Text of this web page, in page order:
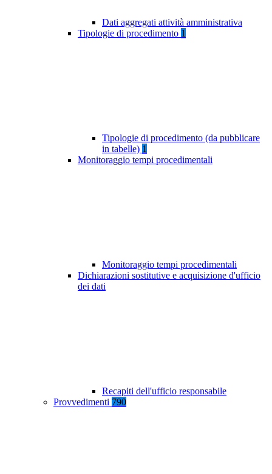
Dati aggregati attività amministrativa
Tipologie di procedimento 1
Tipologie di procedimento (da pubblicare
in tabelle) 1
Monitoraggio tempi procedimentali
Monitoraggio tempi procedimentali
Dichiarazioni sostitutive e acquisizione d'ufficio
dei dati
Recapiti dell'ufficio responsabile
Provvedimenti 790